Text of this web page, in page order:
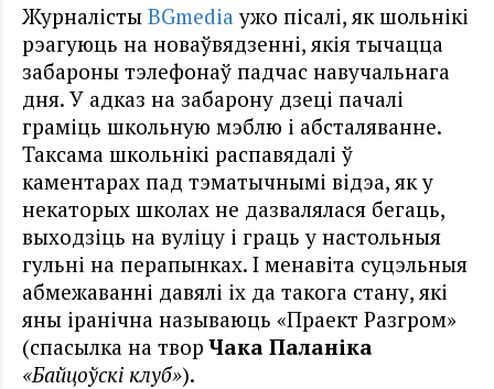
Журналісты BGmedia ужо пісалі, як шольнікі
рэагуюць на новаўвядзенні, якія тычацца
забароны тэлефонаў падчас навучальнага
дня. У адказ на забарону дзеці пачалі
граміць школьную мэблю і абсталяванне.
Таксама школьнікі распавядалі ў
каментарах пад тэматычнымі відэа, як у
некаторых школах не дазвалялася бегаць,
выходзіць на вуліцу і граць у настольныя
гульні на перапынках. І менавіта суцэльныя
абмежаванні давялі іх да такога стану, які
яны іранічна называюць «Праект Разгром»
(спасылка на творЧака Паланіка
«Байцоўскі клуб»).